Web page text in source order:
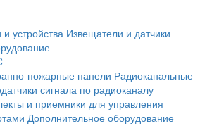
устройства Извещатели и датчики
пожарные панели Радиоканальные
сигнала по радиоканалу
и приемники для управления
Дополнительное оборудование